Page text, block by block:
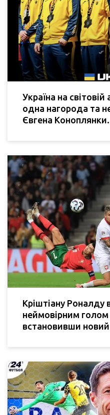
Україна на світовій
одна нагорода та
Євгена Коноплянки.
Кріштіану Роналду
неймовірним голом
встановивши